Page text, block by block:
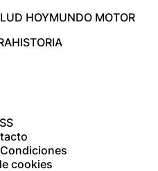
HOYMUNDO MOTOR
HISTORIA
cookies